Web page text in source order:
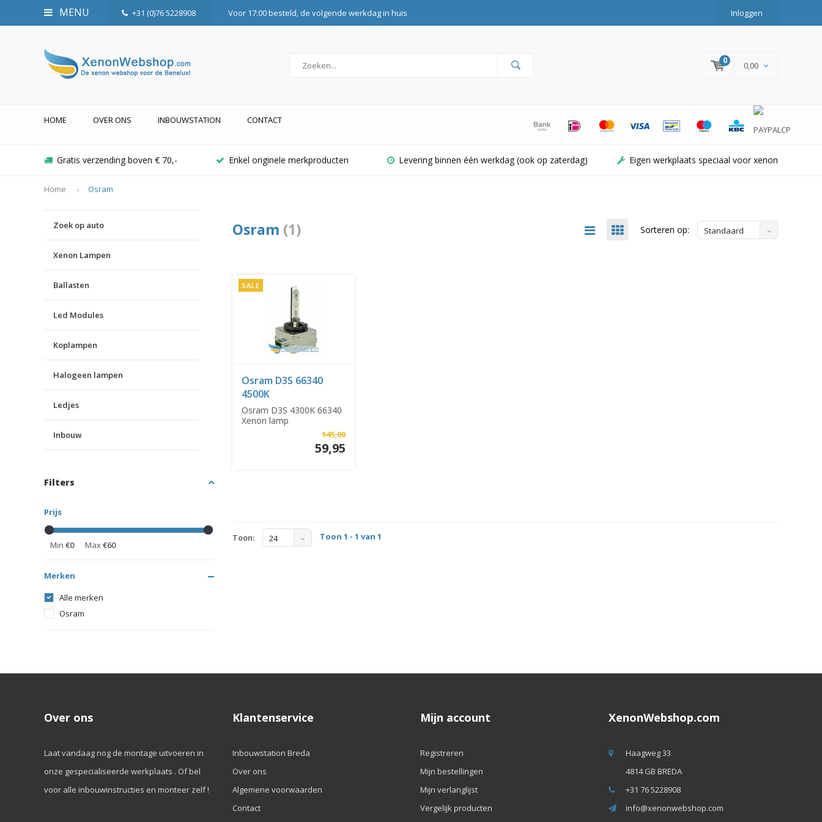
MENU +31 (0)76 5228908 Voor 17:00 besteld, de volgende werkdag in huis Inloggen
0 0,00
HOME OVER ONS INBOUWSTATION CONTACT
Gratis verzending boven € 70,- Enkel originele merkproducten Levering binnen één werkdag (ook op zaterdag) Eigen werkplaats speciaal voor xenon
Home Osram
Zoek op auto
Xenon Lampen
Ballasten
Led Modules
Koplampen
Halogeen lampen
Ledjes
Inbouw
Filters
Prijs
Min €0 Max €60
Merken
Alle merken
Osram
Osram (1) Sorteren op: Standaard
SALE
Osram D3S 66340
4500K
Osram D3S 4300K 66340
Xenon lamp
145,00
59,95
Toon: 24 Toon 1 - 1 van 1
Over ons
Laat vandaag nog de montage uitvoeren in
onze gespecialiseerde werkplaats . Of bel
voor alle inbouwinstructies en monteer zelf !
Klantenservice
Inbouwstation Breda
Over ons
Algemene voorwaarden
Contact
Mijn account
Registreren
Mijn bestellingen
Mijn verlanglijst
Vergelijk producten
XenonWebshop.com
Haagweg 33
4814 GB BREDA
+31 76 5228908
info@xenonwebshop.com